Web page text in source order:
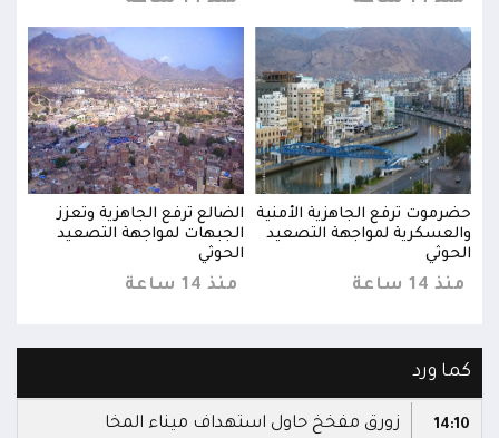
حضرموت ترفع الجاهزية الأمنية
والعسكرية لمواجهة التصعيد
الحوثي
منذ 14 ساعة
الضالع ترفع الجاهزية وتعزز
الجبهات لمواجهة التصعيد
الحوثي
منذ 14 ساعة
كما ورد
14:10 زورق مفخخ حاول استهداف ميناء المخا